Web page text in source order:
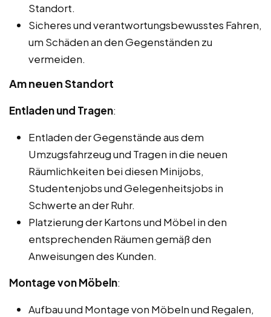
Standort.
Sicheres und verantwortungsbewusstes Fahren,
um Schäden an den Gegenständen zu
vermeiden.
Am neuen Standort
Entladen und Tragen:
Entladen der Gegenstände aus dem
Umzugsfahrzeug und Tragen in die neuen
Räumlichkeiten bei diesen Minijobs,
Studentenjobs und Gelegenheitsjobs in
Schwerte an der Ruhr.
Platzierung der Kartons und Möbel in den
entsprechenden Räumen gemäß den
Anweisungen des Kunden.
Montage von Möbeln:
Aufbau und Montage von Möbeln und Regalen,